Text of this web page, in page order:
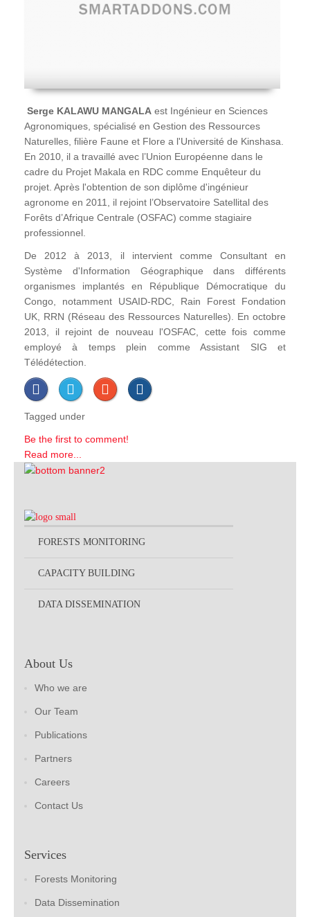
Serge KALAWU MANGALA est Ingénieur en Sciences
Agronomiques, spécialisé en Gestion des Ressources
Naturelles, filière Faune et Flore a l'Université de Kinshasa.
En 2010, il a travaillé avec l’Union Européenne dans le
cadre du Projet Makala en RDC comme Enquêteur du
projet. Après l'obtention de son diplôme d'ingénieur
agronome en 2011, il rejoint l’Observatoire Satellital des
Forêts d’Afrique Centrale (OSFAC) comme stagiaire
professionnel.
De 2012 à 2013, il intervient comme Consultant en
Système d'Information Géographique dans différents
organismes implantés en République Démocratique du
Congo, notamment USAID-RDC, Rain Forest Fondation
UK, RRN (Réseau des Ressources Naturelles). En octobre
2013, il rejoint de nouveau l'OSFAC, cette fois comme
employé à temps plein comme Assistant SIG et
Télédétection.
Tagged under
Be the first to comment!
Read more...
FORESTS MONITORING
CAPACITY BUILDING
DATA DISSEMINATION
About Us
Who we are
Our Team
Publications
Partners
Careers
Contact Us
Services
Forests Monitoring
Data Dissemination